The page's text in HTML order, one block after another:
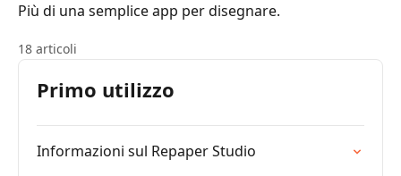
Più di una semplice app per disegnare.
18 articoli
Primo utilizzo
Informazioni sul Repaper Studio